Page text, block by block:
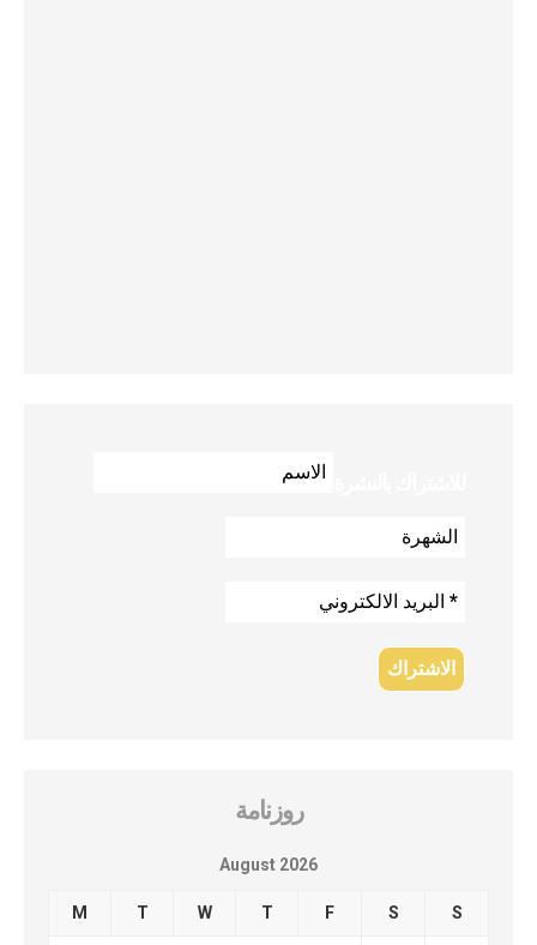
روزنامة
August 2026
M T W T F S S